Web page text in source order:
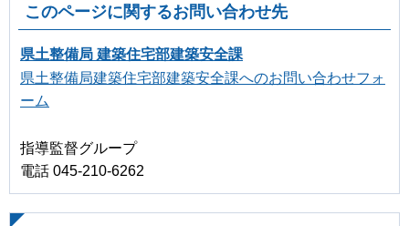
このページに関するお問い合わせ先
県土整備局 建築住宅部建築安全課
県土整備局建築住宅部建築安全課へのお問い合わせフォ
ーム
指導監督グループ
電話 045-210-6262